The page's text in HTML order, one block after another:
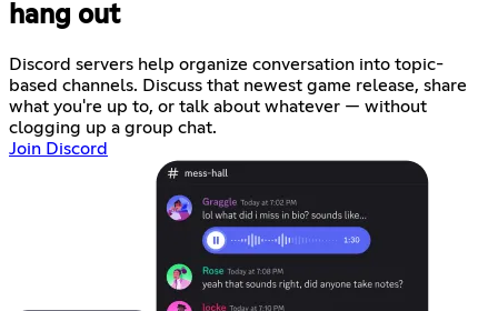
hang out
Discord servers help organize conversation into topic-
based channels. Discuss that newest game release, share
what you're up to, or talk about whatever — without
clogging up a group chat.
Join Discord